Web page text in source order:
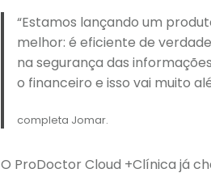
“Estamos lançando um
melhor: é eficiente de
na segurança das
o financeiro e isso vai muito
completa Jomar.
O ProDoctor Cloud +Clínica já